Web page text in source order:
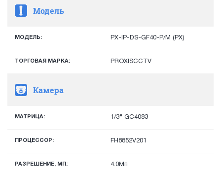
Модель
МОДЕЛЬ: PX-IP-DS-GF40-P/M (PX)
ТОРГОВАЯ МАРКА: PROXISCCTV
Камера
МАТРИЦА: 1/3" GC4083
ПРОЦЕССОР: FH8852V201
РАЗРЕШЕНИЕ, МП: 4.0Мп